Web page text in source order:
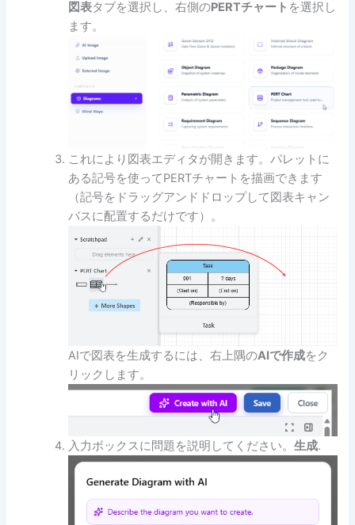
図表タブを選択し、右側のPERTチャート を選択し
ます。
これにより図表エディタが開きます。パレットに
ある記号を使ってPERTチャートを描画できます
（記号をドラッグアンドドロップして図表キャン
バスに配置するだけです）。
AIで図表を生成するには、右上隅のAIで作成をク
リックします。
入力ボックスに問題を説明してください。生成.